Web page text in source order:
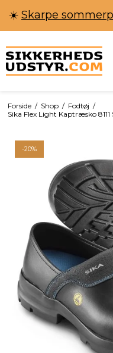
☀️ Skarpe
Forside / Shop / Fodtøj /
Sika Flex Light Kaptræsko 8111
-20%